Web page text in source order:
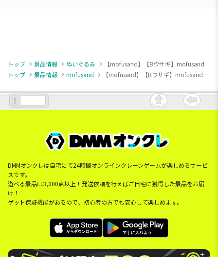
トップ 景品情報 ぬいぐるみ
【mofusand】【Bウサギ】mofusand 着ぐるみにゃん BIGぬいぐるみ
トップ
景品情報 mofusand 【mofusand】【Bウサギ】mofusand 着ぐるみにゃん BIGぬいぐるみ
DMMオンクレは自宅にて24時間オンラインクレーンゲームが楽しめるサービ
スです。
遊べる景品は3,000点以上！発送依頼を行えばご自宅に獲得した景品をお届
け！
ゲット保証機能があるので、初心者の方でも安心して楽しめます。